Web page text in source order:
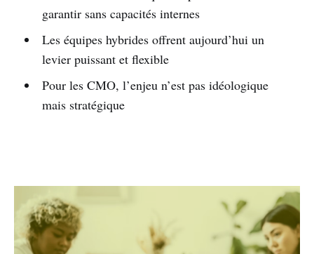
garantir sans capacités internes
Les équipes hybrides offrent aujourd’hui un
levier puissant et flexible
Pour les CMO, l’enjeu n’est pas idéologique
mais stratégique